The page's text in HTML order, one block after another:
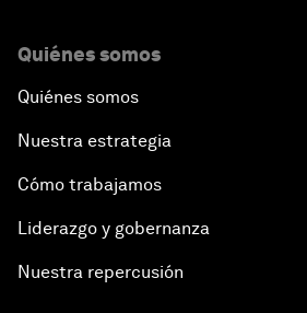
Quiénes somos
Quiénes somos
Nuestra estrategia
Cómo trabajamos
Liderazgo y gobernanza
Nuestra repercusión